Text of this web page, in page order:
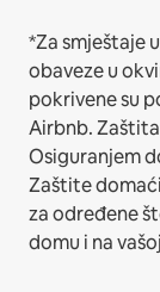
*Za smještaje
obaveze u
pokrivene su
Airbnb.
Osiguranjem
Zaštite
za određene
domu i na